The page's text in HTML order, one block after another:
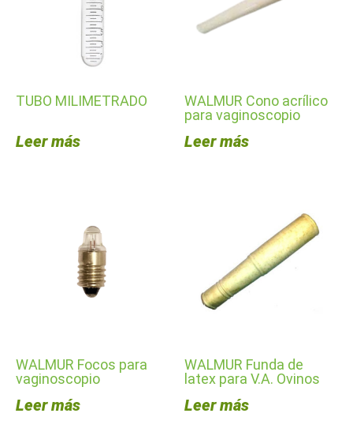
TUBO MILIMETRADO
Leer más
WALMUR Cono acrílico
para vaginoscopio
Leer más
WALMUR Focos para
vaginoscopio
Leer más
WALMUR Funda de
latex para V.A. Ovinos
Leer más